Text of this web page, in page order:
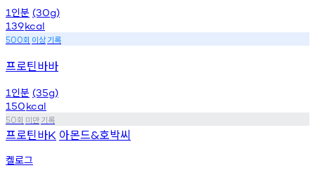
1 인분 (30g)
139kcal
500회 이상기록
프로틴바바
1 인분 (35g)
150kcal
50회 미만기록
프로틴바K 아몬드&호박씨
켈로그